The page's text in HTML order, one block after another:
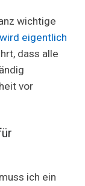
wichtige
eigentlich
dass alle
vor
ich ein